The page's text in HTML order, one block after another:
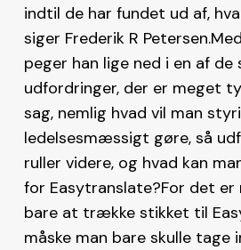
indtil de har fundet ud af,
siger Frederik R
peger han lige ned i en af de
udfordringer, der er meget
sag, nemlig hvad vil man
ledelsesmæssigt gøre, så
ruller videre, og hvad kan
for Easytranslate?For det
bare at trække stikket til
måske man bare skulle tage